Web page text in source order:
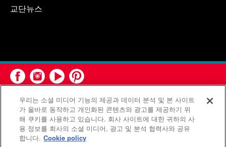
교단뉴스
연합감리교회 공보부(United Methodist Communications)는 연
합감리교회의 기관입니다.
우리는 소셜 미디어 기능의 제공과 데이터 분석 및 본 사이트
가 올바로 동작하고 개인화된 콘텐츠와 광고를 제공하기 위
해 쿠키를 사용하고 있습니다. 회사 사이트에 대한 귀하의 사
용 정보를 회사의 소셜 미디어, 광고 및 분석 협력사와 공유
합니다. Cookie policy